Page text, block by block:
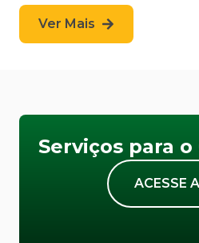
Ver Mais
Serviços para o
ACESSE